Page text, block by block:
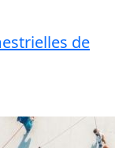
de